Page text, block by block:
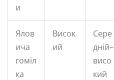
и
Ялов
ича
гоміл
ка
Висок
ий
Сере
дній–
висо
кий